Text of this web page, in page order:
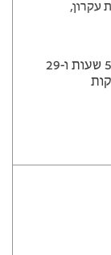
קריית עקרון,
ייסגר עוד 5 שעות ‫ו-29